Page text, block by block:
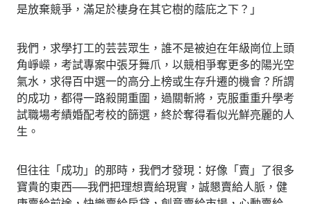
是放棄競爭，滿足於棲身在其它樹的蔭庇之下？」
我們，求學打工的芸芸眾生，誰不是被迫在年級崗位上頭
角崢嶸，考試專案中張牙舞爪，以競相爭奪更多的陽光空
氣水，求得百中選一的高分上榜或生存升遷的機會？所謂
的成功，都得一路殺開重圍，過關斬將，克服重重升學考
試職場考績婚配考校的篩選，終於奪得看似光鮮亮麗的人
生。
但往往「成功」的那時，我們才發現：好像「賣」了很多
寶貴的東西──我們把理想賣給現實，誠懇賣給人脈，健